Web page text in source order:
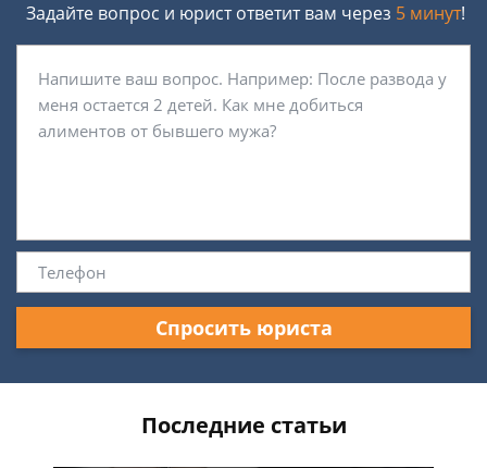
Задайте вопрос и юрист ответит вам через 5 минут!
Спросить юриста
Последние статьи